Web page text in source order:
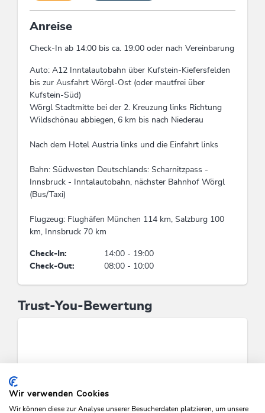
Verpflegung
keine Verpflegung
Zahlungsarten
Rechnung, Überweisung, Barzahlung
Einrichtungen Bauernhof
Rinder
Sport / Freizeit
Wanderungen/geführte Wanderungen,
Gratiseintritt ins Hallen-/Freibad
Anreise
Check-In ab 14:00 bis ca. 19:00 oder nach Vereinbarung
Auto: A12 Inntalautobahn über Kufstein-Kiefersfelden
bis zur Ausfahrt Wörgl-Ost (oder mautfrei über
Kufstein-Süd)
Wörgl Stadtmitte bei der 2. Kreuzung links Richtung
Wildschönau abbiegen, 6 km bis nach Niederau
Nach dem Hotel Austria links und die Einfahrt links
Bahn: Südwesten Deutschlands: Scharnitzpass -
Innsbruck - Inntalautobahn, nächster Bahnhof Wörgl
(Bus/Taxi)
Flugzeug: Flughäfen München 114 km, Salzburg 100
km, Innsbruck 70 km
Check-In:
14:00 - 19:00
Check-Out:
08:00 - 10:00
Trust-You-Bewertung
Wir verwenden Cookies
Wir können diese zur Analyse unserer Besucherdaten platzieren, um unsere